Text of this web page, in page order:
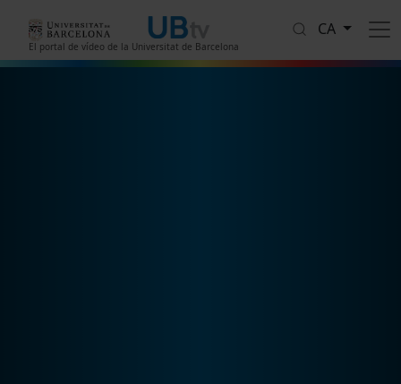
El portal de vídeo de la Universitat de Barcelona
CA